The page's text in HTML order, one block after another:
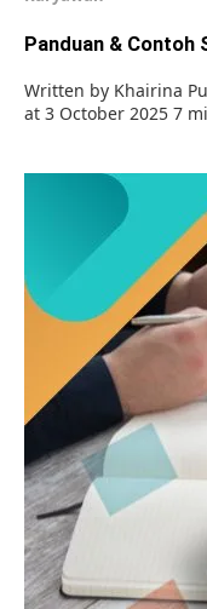
Panduan & Contoh
Written by Khairina
at 3 October 2025 7